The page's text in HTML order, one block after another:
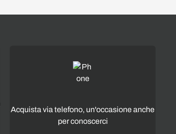
Acquista via telefono, un'occasione anche
per conoscerci